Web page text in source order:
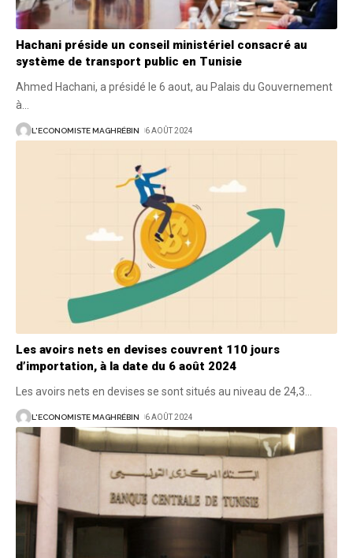
Hachani préside un conseil ministériel consacré au
système de transport public en Tunisie
Ahmed Hachani, a présidé le 6 aout, au Palais du Gouvernement
à…
L'ECONOMISTE MAGHRÉBIN 6 AOÛT 2024
Les avoirs nets en devises couvrent 110 jours
d’importation, à la date du 6 août 2024
Les avoirs nets en devises se sont situés au niveau de 24,3
L'ECONOMISTE MAGHRÉBIN 6 AOÛT 2024